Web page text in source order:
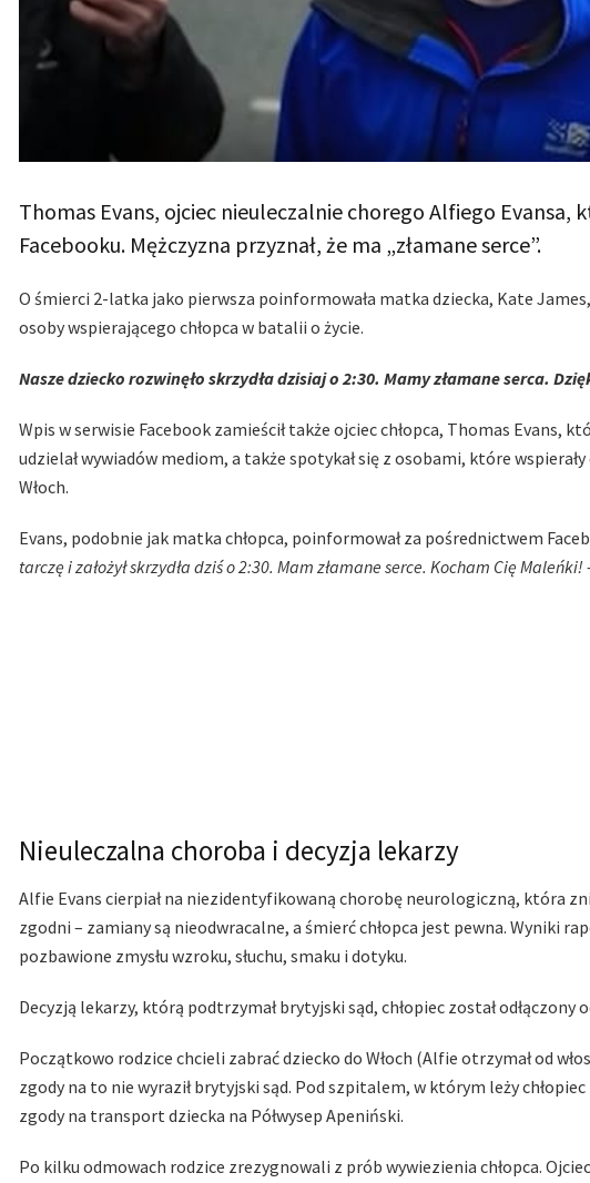
Thomas Evans, ojciec nieuleczalnie chorego Alfiego Evansa,
Facebooku. Mężczyzna przyznał, że ma „złamane serce”.
O śmierci 2-latka jako pierwsza poinformowała matka dziecka, Kate
osoby wspierającego chłopca w batalii o życie.
Nasze dziecko rozwinęło skrzydła dzisiaj o 2:30. Mamy złamane serca.
Wpis w serwisie Facebook zamieścił także ojciec chłopca, Thomas Evans,
udzielał wywiadów mediom, a także spotykał się z osobami, które
Włoch.
Evans, podobnie jak matka chłopca, poinformował za pośrednictwem
tarczę i założył skrzydła dziś o 2:30. Mam złamane serce. Kocham Cię Maleńki!
Nieuleczalna choroba i decyzja lekarzy
Alfie Evans cierpiał na niezidentyfikowaną chorobę neurologiczną, która
zgodni – zamiany są nieodwracalne, a śmierć chłopca jest pewna. Wyniki
pozbawione zmysłu wzroku, słuchu, smaku i dotyku.
Decyzją lekarzy, którą podtrzymał brytyjski sąd, chłopiec został odłączony
Początkowo rodzice chcieli zabrać dziecko do Włoch (Alfie otrzymał od
zgody na to nie wyraził brytyjski sąd. Pod szpitalem, w którym leży
zgody na transport dziecka na Półwysep Apeniński.
Po kilku odmowach rodzice zrezygnowali z prób wywiezienia chłopca.